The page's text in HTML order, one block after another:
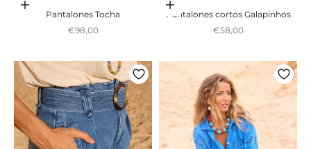
Adicionar ao carrinho
Pantalones Tocha
Preço promocional
€98,00
Escolher opções
Pantalones cortos Galapinhos
Preço promocional
€58,00